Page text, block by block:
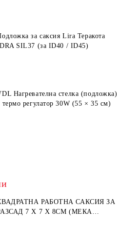
за саксия Lira Теракота
IDRA SIL37 (за ID40 / ID45)
Нагревателна стелка (подложка)
термо регулатор 30W (55 × 35 см)
РАБОТНА САКСИЯ ЗА
7 X 7 X 8СМ (МЕКА